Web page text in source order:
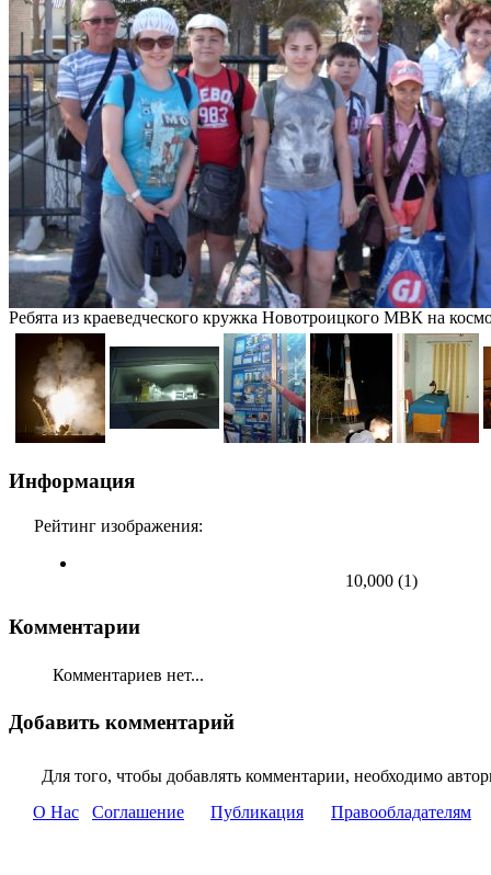
Ребята из краеведческого кружка Новотроицкого МВК на
Информация
Рейтинг изображения:
10,000 (1)
Комментарии
Комментариев нет...
Добавить комментарий
Для того, чтобы добавлять комментарии, необходимо
О Нас
Соглашение Публикация Правообладателям